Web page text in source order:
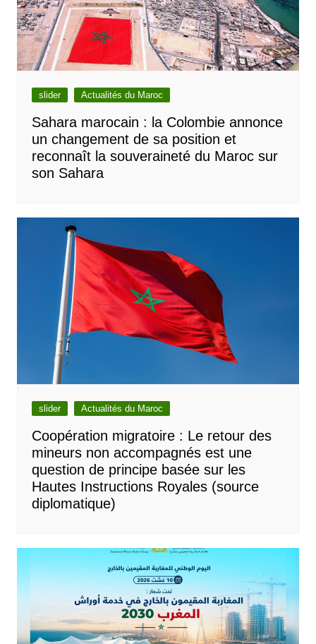
slider Actualités du Maroc
Sahara marocain : la Colombie annonce
un changement de sa position et
reconnaît la souveraineté du Maroc sur
son Sahara
slider Actualités du Maroc
Coopération migratoire : Le retour des
mineurs non accompagnés est une
question de principe basée sur les
Hautes Instructions Royales (source
diplomatique)